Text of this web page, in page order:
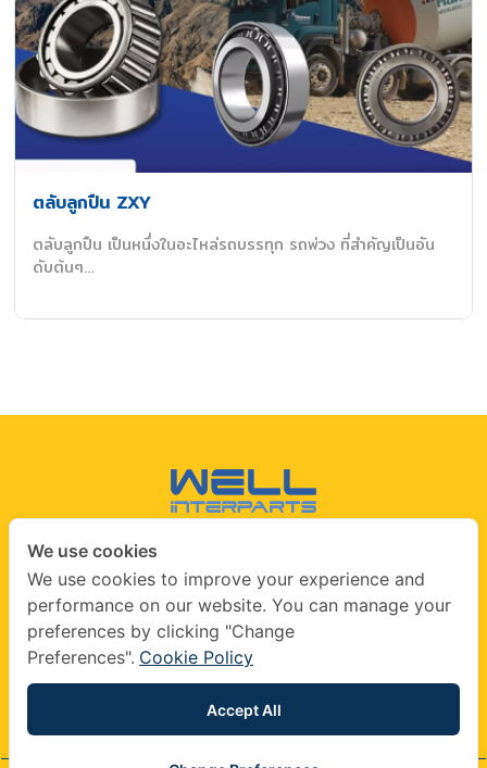
ตลับลูกปืน ZXY
ตลับลูกปืน เป็นหนึ่งในอะไหล่รถบรรทุก รถพ่วง ที่สำคัญเป็นอัน
ดับต้นๆ…
info@wellinterparts.com
+(66) 02360 8841|+(66) 02360 8841- 2
wellinterparts
wellinterparts
We use cookies
We use cookies to improve your experience and
performance on our website. You can manage your
preferences by clicking "Change
Preferences". Cookie Policy
Accept All